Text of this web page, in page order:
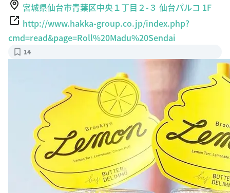
宮城県仙台市青葉区中央１丁目２-３ 仙台パルコ 1F
http://www.hakka-group.co.jp/index.php?
cmd=read&page=Roll%20Madu%20Sendai
14